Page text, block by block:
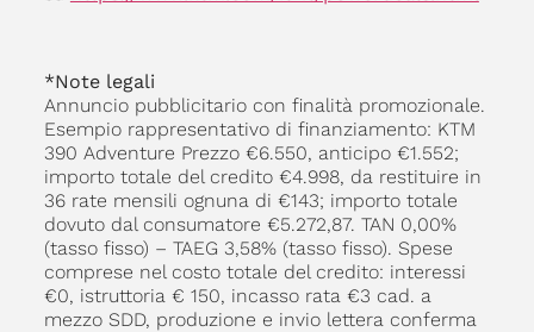
*Note legali
Annuncio pubblicitario con finalità promozionale.
Esempio rappresentativo di finanziamento: KTM
390 Adventure Prezzo €6.550, anticipo €1.552;
importo totale del credito €4.998, da restituire in
36 rate mensili ognuna di €143; importo totale
dovuto dal consumatore €5.272,87. TAN 0,00%
(tasso fisso) – TAEG 3,58% (tasso fisso). Spese
comprese nel costo totale del credito: interessi
€0, istruttoria € 150, incasso rata €3 cad. a
mezzo SDD, produzione e invio lettera conferma